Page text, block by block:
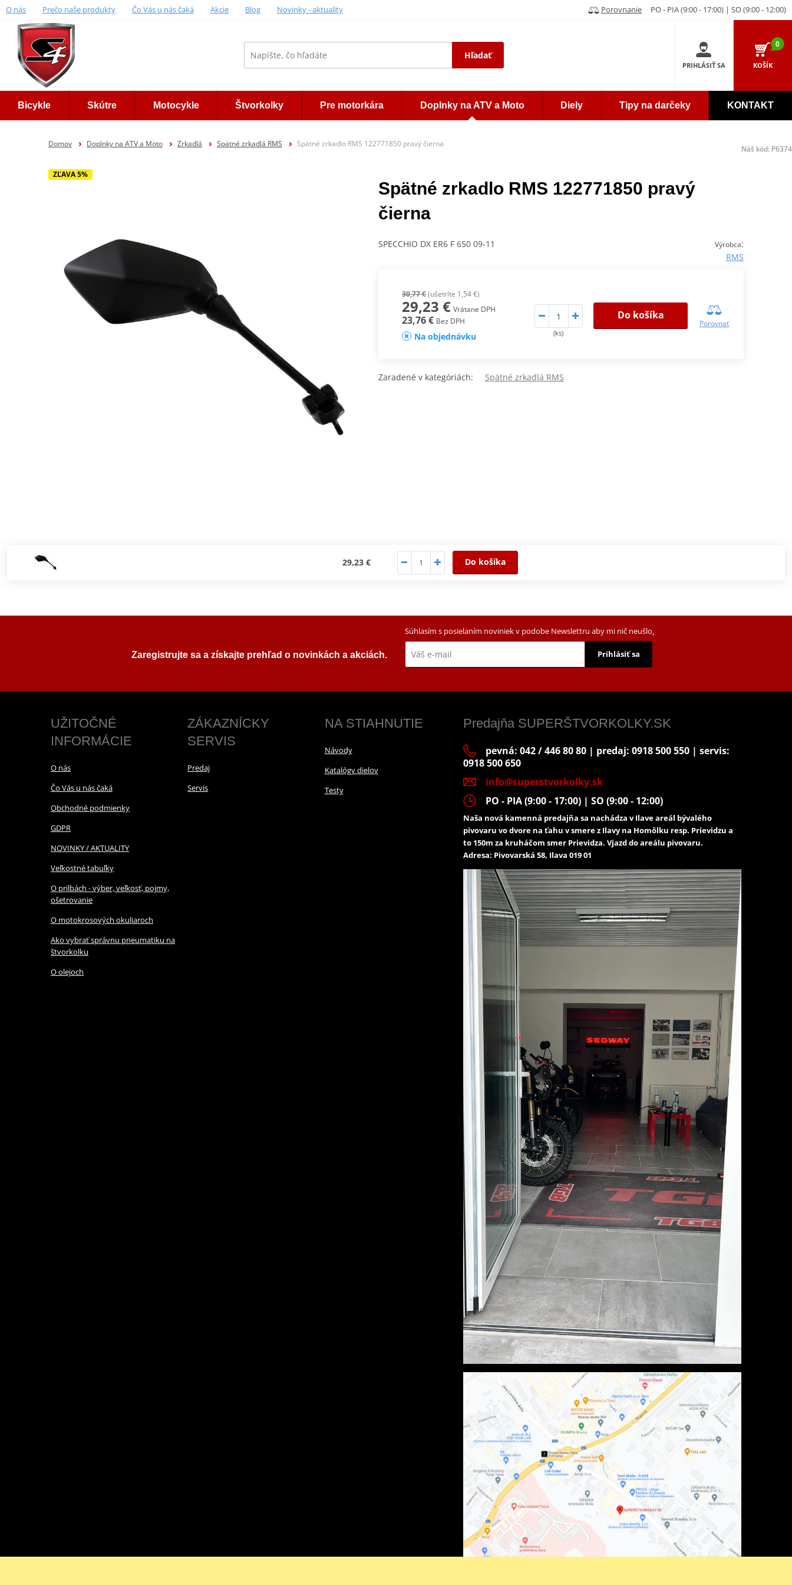
O nás Prečo naše produkty Čo Vás u nás čaká Akcie Blog Novinky - aktuality Porovnanie PO - PIA (9:00 - 17:00) | SO (9:00 - 12:00)
Hľadať
PRIHLÁSIŤ SA
0
KOŠÍK
Bicykle Skútre Motocykle Štvorkolky Pre motorkára Doplnky na ATV a Moto Diely Tipy na darčeky KONTAKT
Domov Doplnky na ATV a Moto Zrkadlá Spätné zrkadlá RMS Spätné zrkadlo RMS 122771850 pravý čierna
ZĽAVA 5%
Spätné zrkadlo RMS 122771850 pravý
čierna
Výrobca:
RMS
SPECCHIO DX ER6 F 650 09-11
30,77 €(ušetríte 1,54 €)
29,23 € Vrátane DPH
23,76 € Bez DPH
Na objednávku (ks)
Do košíka
Porovnať
Zaradené v kategóriách: Spätné zrkadlá RMS
29,23 € Do košíka
Náš kód: P6374
Zaregistrujte sa a získajte prehľad o novinkách a akciách.
Súhlasím s posielaním noviniek v podobe Newslettru aby mi nič neušlo.
Prihlásiť sa
UŽITOČNÉ
INFORMÁCIE
O nás
Čo Vás u nás čaká
Obchodné podmienky
GDPR
NOVINKY / AKTUALITY
Veľkostné tabuľky
O prilbách - výber, veľkosť, pojmy,
ošetrovanie
O motokrosových okuliaroch
Ako vybrať správnu pneumatiku na
štvorkolku
O olejoch
ZÁKAZNÍCKY
SERVIS
Predaj
Servis
NA STIAHNUTIE
Návody
Katalógy dielov
Testy
Predajňa SUPERŠTVORKOLKY.SK
pevná: 042 / 446 80 80 | predaj: 0918 500 550 | servis:
0918 500 650
info@superstvorkolky.sk
PO - PIA (9:00 - 17:00) | SO (9:00 - 12:00)
Naša nová kamenná predajňa sa nachádza v Ilave areál bývalého
pivovaru vo dvore na ťahu v smere z Ilavy na Homôlku resp. Prievidzu a
to 150m za kruháčom smer Prievidza. Vjazd do areálu pivovaru.
Adresa: Pivovarská 58, Ilava 019 01